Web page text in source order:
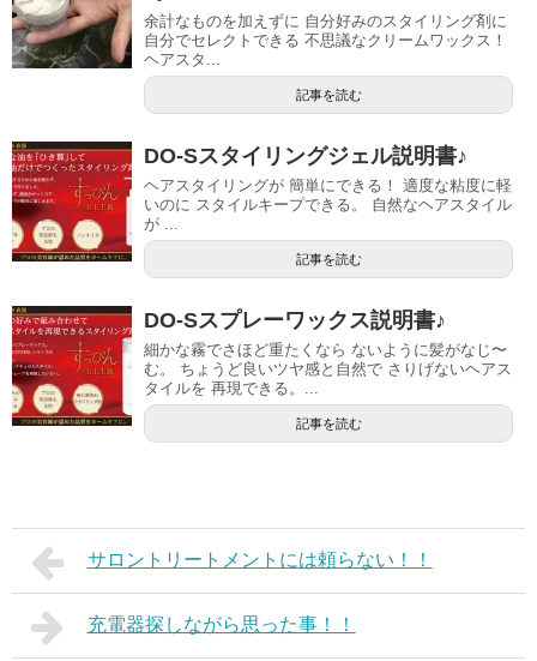
余計なものを加えずに 自分好みのスタイリング剤に
自分でセレクトできる 不思議なクリームワックス！
ヘアスタ...
記事を読む
DO-Sスタイリングジェル説明書♪
ヘアスタイリングが 簡単にできる！ 適度な粘度に軽
いのに スタイルキープできる。 自然なヘアスタイル
が ...
記事を読む
DO-Sスプレーワックス説明書♪
細かな霧でさほど重たくなら ないように髪がなじ〜
む。 ちょうど良いツヤ感と自然で さりげないヘアス
タイルを 再現できる。...
記事を読む
サロントリートメントには頼らない！！
充電器探しながら思った事！！